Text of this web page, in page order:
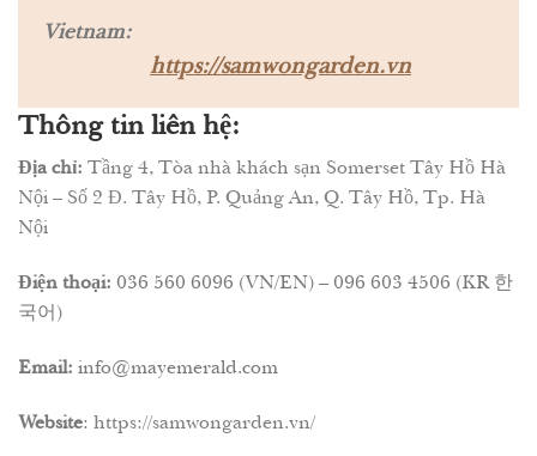
Vietnam:
https://samwongarden.vn
Thông tin liên hệ:
Địa chỉ: Tầng 4, Tòa nhà khách sạn Somerset Tây Hồ Hà
Nội – Số 2 Đ. Tây Hồ, P. Quảng An, Q. Tây Hồ, Tp. Hà
Nội
Điện thoại: 036 560 6096 (VN/EN) – 096 603 4506 (KR 한
국어)
Email: info@mayemerald.com
Website: https://samwongarden.vn/